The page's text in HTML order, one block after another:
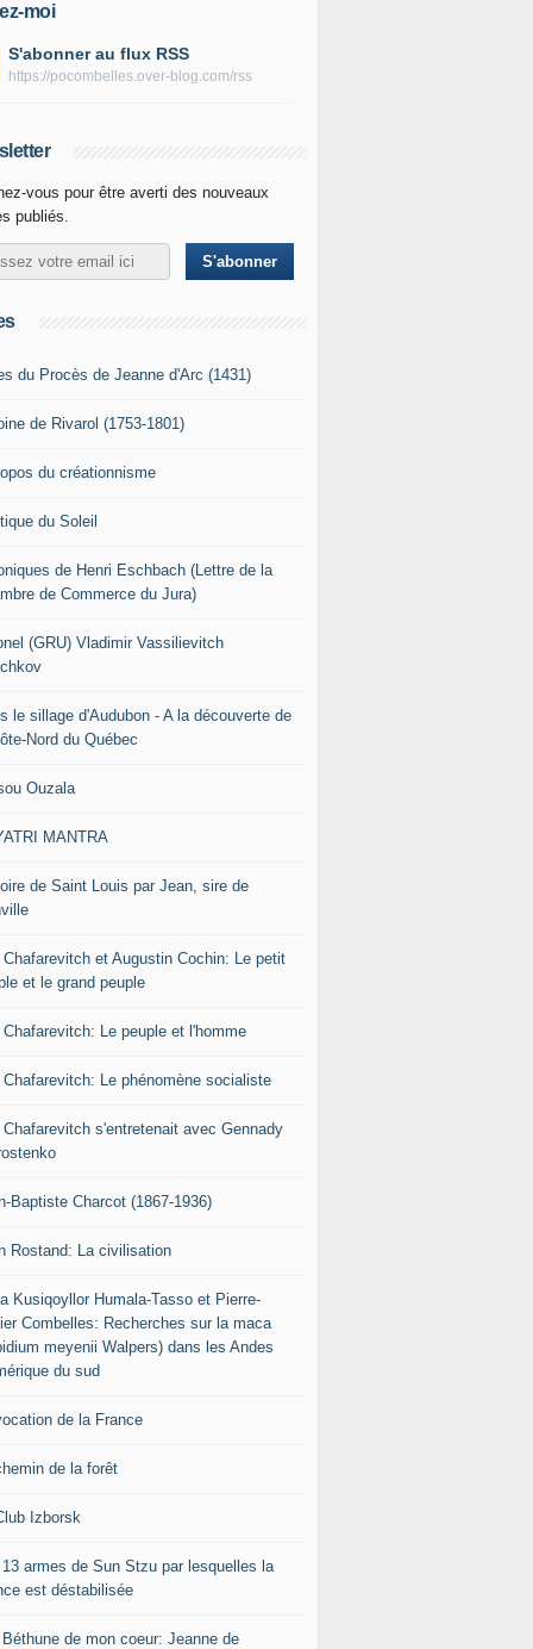
moi
S'abonner au flux RSS
https://pocombelles.over-blog.com/rss
vous pour être averti des nouveaux
publiés.
du Procès de Jeanne d'Arc (1431)
de Rivarol (1753-1801)
du créationnisme
du Soleil
de Henri Eschbach (Lettre de la
de Commerce du Jura)
(GRU) Vladimir Vassilievitch
le sillage d'Audubon - A la découverte de
Nord du Québec
Ouzala
MANTRA
de Saint Louis par Jean, sire de
Chafarevitch et Augustin Cochin: Le petit
et le grand peuple
Chafarevitch: Le peuple et l'homme
Chafarevitch: Le phénomène socialiste
Chafarevitch s'entretenait avec Gennady
Baptiste Charcot (1867-1936)
Rostand: La civilisation
Kusiqoyllor Humala-Tasso et Pierre-
Combelles: Recherches sur la maca
meyenii Walpers) dans les Andes
du sud
de la France
de la forêt
Izborsk
13 armes de Sun Stzu par lesquelles la
est déstabilisée
de mon coeur: Jeanne de